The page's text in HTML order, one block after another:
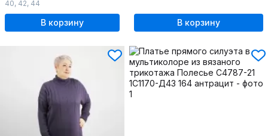
40, 42, 44
В корзину В корзину